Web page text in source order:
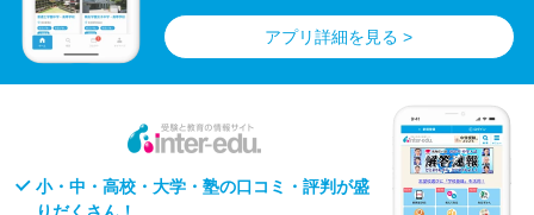
アプリ詳細を見る >
小・中・高校・大学・塾の口コミ・評判が盛
りだくさん！